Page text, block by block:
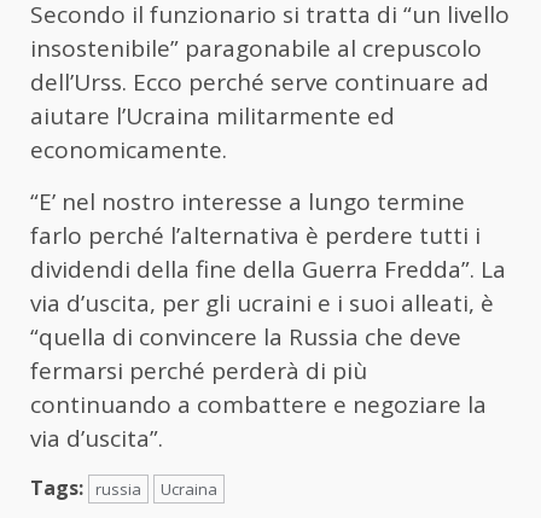
Secondo il funzionario si tratta di “un livello
insostenibile” paragonabile al crepuscolo
dell’Urss. Ecco perché serve continuare ad
aiutare l’Ucraina militarmente ed
economicamente.
“E’ nel nostro interesse a lungo termine
farlo perché l’alternativa è perdere tutti i
dividendi della fine della Guerra Fredda”. La
via d’uscita, per gli ucraini e i suoi alleati, è
“quella di convincere la Russia che deve
fermarsi perché perderà di più
continuando a combattere e negoziare la
via d’uscita”.
Tags: russia Ucraina